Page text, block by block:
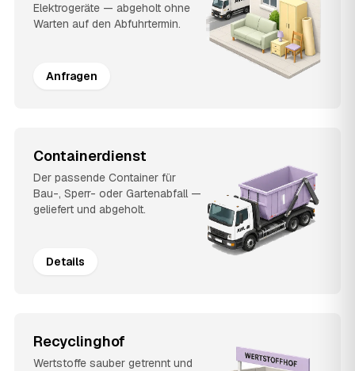
Elektrogeräte — abgeholt ohne
Warten auf den Abfuhrtermin.
Anfragen
Containerdienst
Der passende Container für
Bau-, Sperr- oder Gartenabfall —
geliefert und abgeholt.
Details
Recyclinghof
Wertstoffe sauber getrennt und